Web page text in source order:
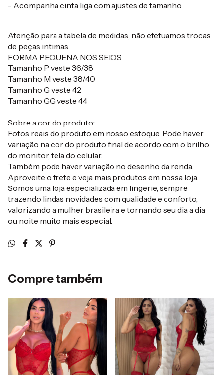
- Acompanha cinta liga com ajustes de tamanho
Atenção para a tabela de medidas, não efetuamos trocas
de peças intimas.
FORMA PEQUENA NOS SEIOS
Tamanho P veste 36/38
Tamanho M veste 38/40
Tamanho G veste 42
Tamanho GG veste 44
Sobre a cor do produto:
Fotos reais do produto em nosso estoque. Pode haver
variação na cor do produto final de acordo com o brilho
do monitor, tela do celular.
Também pode haver variação no desenho da renda.
Aproveite o frete e veja mais produtos em nossa loja.
Somos uma loja especializada em lingerie, sempre
trazendo lindas novidades com qualidade e conforto,
valorizando a mulher brasileira e tornando seu dia a dia
ou noite muito mais especial.
Compre também